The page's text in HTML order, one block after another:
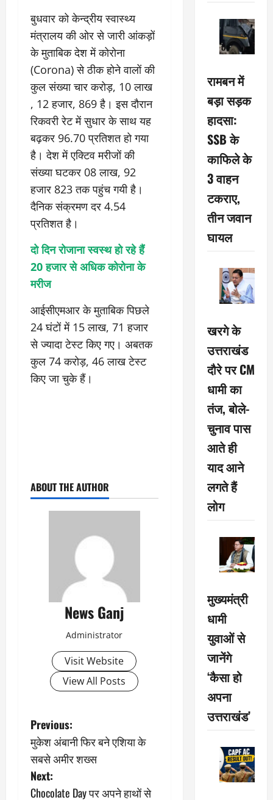
बुधवार को केन्द्रीय स्वास्थ्य
मंत्रालय की ओर से जारी आंकड़ों
के मुताबिक देश में कोरोना
(Corona) से ठीक होने वालों की
कुल संख्या चार करोड़, 10 लाख
, 12 हजार, 869 है। इस दौरान
रिकवरी रेट में सुधार के साथ यह
बढ़कर 96.70 प्रतिशत हो गया
है। देश में एक्टिव मरीजों की
संख्या घटकर 08 लाख, 92
हजार 823 तक पहुंच गयी है।
दैनिक संक्रमण दर 4.54
प्रतिशत है।
दो दिन रोजाना स्वस्थ हो रहे हैं
20 हजार से अधिक कोरोना के
मरीज
आईसीएमआर के मुताबिक पिछले
24 घंटों में 15 लाख, 71 हजार
से ज्यादा टेस्ट किए गए। अबतक
कुल 74 करोड़, 46 लाख टेस्ट
किए जा चुके हैं।
ABOUT THE AUTHOR
News Ganj
Administrator
Visit Website
View All Posts
P
o
s
Previous:
मुकेश अंबानी फिर बने एशिया के
सबसे अमीर शख्स
Next:
Chocolate Day पर अपने हाथों से
रामबन में
बड़ा सड़क
हादसा:
SSB के
काफिले के
3 वाहन
टकराए,
तीन जवान
घायल
खरगे के
उत्तराखंड
दौरे पर CM
धामी का
तंज, बोले-
चुनाव पास
आते ही
याद आने
लगते हैं
लोग
मुख्यमंत्री
धामी
युवाओं से
जानेंगे
‘कैसा हो
अपना
उत्तराखंड’